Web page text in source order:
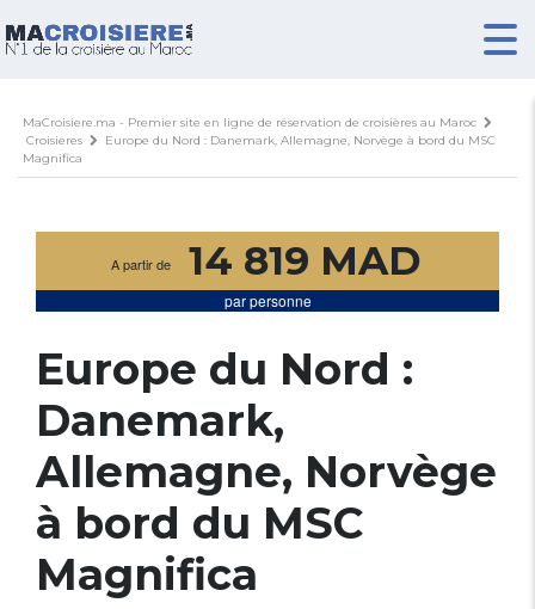
MaCroisiere.ma - Premier site en ligne de réservation de croisières au Maroc
Croisieres
Europe du Nord : Danemark, Allemagne, Norvège à bord du MSC
Magnifica
A partir de 14 819 MAD
par personne
Europe du Nord :
Danemark,
Allemagne, Norvège
à bord du MSC
Magnifica